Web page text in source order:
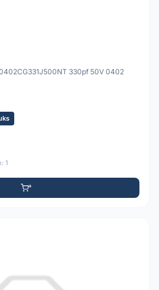
330pf 50V 0402
1